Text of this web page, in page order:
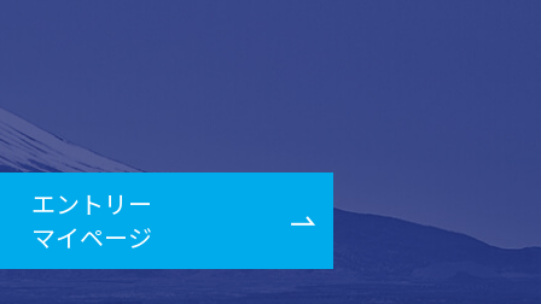
エントリー
マイページ